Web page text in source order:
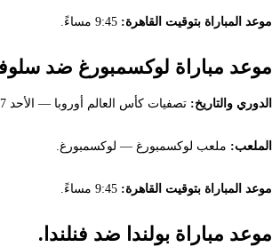
موعد المباراة بتوقيت القاهرة:
موعد مباراة لوكسمبورغ ضد
الدوري والتاريخ: تصفيات كأس العالم أوروبا — الأحد 7 سبتمبر 2025.
الملعب: ملعب لوكسمبورغ — لوكسمبورغ.
موعد المباراة بتوقيت القاهرة:
موعد مباراة بولندا ضد فنلندا.